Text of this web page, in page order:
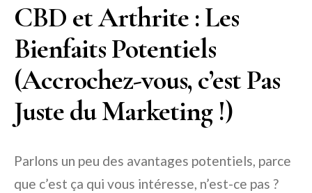
CBD et Arthrite : Les
Bienfaits Potentiels
(Accrochez-vous, c’est Pas
Juste du Marketing !)
Parlons un peu des avantages potentiels, parce
que c’est ça qui vous intéresse, n’est-ce pas ?